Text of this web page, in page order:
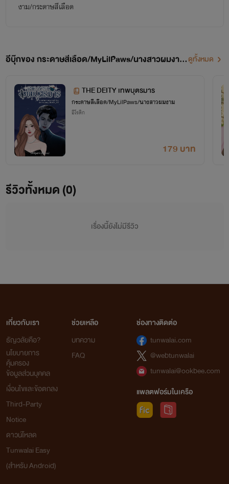
งาม/กระดาษสีเลือด
อีบุ๊กของ กระดาษสีเลือด/MyLilPaws/นางสาวผมงาม ดูทั้งหมด
THE DEITY เทพบุตรมาร
กระดาษสีเลือด/MyLilPaws/นางสาวผมงาม
อีโรติก
179 บาท
รีวิวทั้งหมด (0)
เรื่องนี้ยังไม่มีรีวิว
เกี่ยวกับเรา
ธัญวลัยคือ?
นโยบายการ
คุ้มครอง
ข้อมูลส่วนบุคคล
เงื่อนไขและข้อตกลง
Third-Party
Notice
ดาวน์โหลด
Tunwalai Easy
(สำหรับ Android)
ช่วยเหลือ
บทความ
FAQ
ช่องทางติดต่อ
tunwalai.com
@webtunwalai
tunwalai@ookbee.com
แพลตฟอร์มในเครือ